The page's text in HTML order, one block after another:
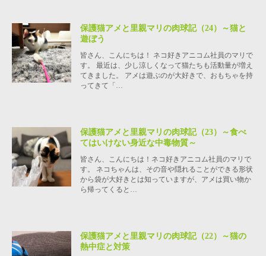
保護猫アメと里親マリの肉球記（24）～猫と
遊ぼう
皆さん、こんにちは！ ネコ好きアニコム社員のマリで
す。 最近は、少し涼しくなって猫たちも活動量が増え
てきました。 アメは遊ぶのが大好きで、おもちゃを持
ってきて「…
保護猫アメと里親マリの肉球記（23）～食べ
てはいけない身近な中毒物質～
皆さん、こんにちは！ネコ好きアニコム社員のマリで
す。 ネコちゃんは、その音や隠れることができる形状
から袋が大好きとは知っていますが、アメは買い物か
ら帰ってくると…
保護猫アメと里親マリの肉球記（22）～猫の
熱中症と対策